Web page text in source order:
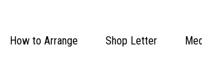
How to Arrange Shop Letter